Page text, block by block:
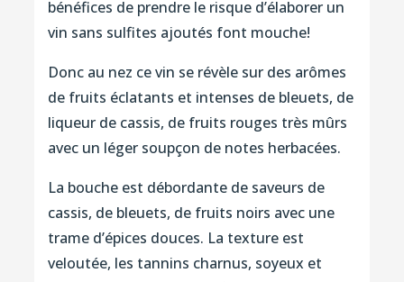
bénéfices de prendre le risque d’élaborer un
vin sans sulfites ajoutés font mouche!
Donc au nez ce vin se révèle sur des arômes
de fruits éclatants et intenses de bleuets, de
liqueur de cassis, de fruits rouges très mûrs
avec un léger soupçon de notes herbacées.
La bouche est débordante de saveurs de
cassis, de bleuets, de fruits noirs avec une
trame d’épices douces. La texture est
veloutée, les tannins charnus, soyeux et